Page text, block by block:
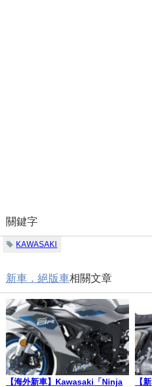
關鍵字
KAWASAKI
新車．絕版車相關文章
【海外新車】Kawasaki「Ninja
【